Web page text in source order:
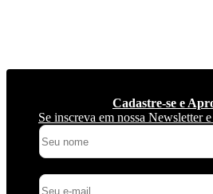
Cadastre-se e
Se inscreva em nossa Newsletter